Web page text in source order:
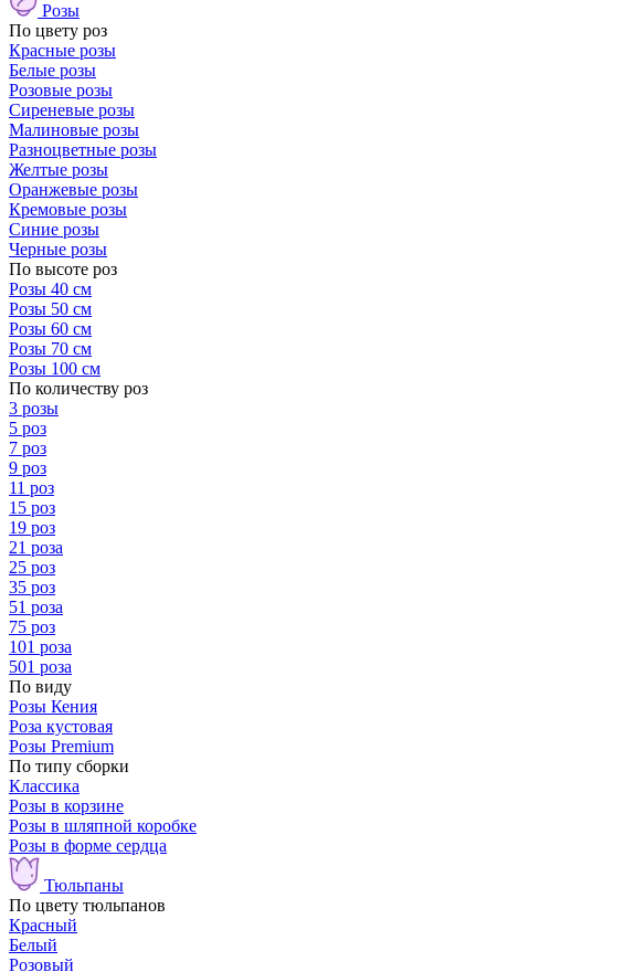
Розы
По цвету роз
Красные розы
Белые розы
Розовые розы
Сиреневые розы
Малиновые розы
Разноцветные розы
Желтые розы
Оранжевые розы
Кремовые розы
Синие розы
Черные розы
По высоте роз
Розы 40 см
Розы 50 см
Розы 60 см
Розы 70 см
Розы 100 см
По количеству роз
3 розы
5 роз
7 роз
9 роз
11 роз
15 роз
19 роз
21 роза
25 роз
35 роз
51 роза
75 роз
101 роза
501 роза
По виду
Розы Кения
Роза кустовая
Розы Premium
По типу сборки
Классика
Розы в корзине
Розы в шляпной коробке
Розы в форме сердца
Тюльпаны
По цвету тюльпанов
Красный
Белый
Розовый